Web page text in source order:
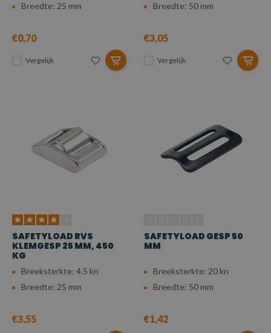
Breedte: 25 mm
€0,70
Vergelijk
Breedte: 50 mm
€3,05
Vergelijk
SAFETYLOAD RVS
KLEMGESP 25 MM, 450
KG
Breeksterkte: 4.5 kn
Breedte: 25 mm
€3,55
SAFETYLOAD GESP 50
MM
Breeksterkte: 20 kn
Breedte: 50 mm
€1,42